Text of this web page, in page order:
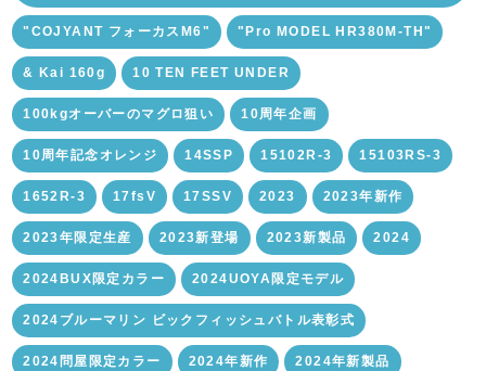
"COJYANT フォーカスM6" "Pro MODEL HR380M-TH"
& Kai 160g 10 TEN FEET UNDER
100kgオーバーのマグロ狙い 10周年企画
10周年記念オレンジ 14SSP 15102R-3 15103RS-3
1652R-3 17fsV 17SSV 2023 2023年新作
2023年限定生産 2023新登場 2023新製品 2024
2024BUX限定カラー 2024UOYA限定モデル
2024ブルーマリン ビックフィッシュバトル表彰式
2024問屋限定カラー 2024年新作 2024年新製品